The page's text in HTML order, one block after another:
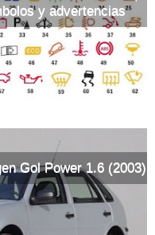
y advertencias
Gol Power 1.6 (2003)